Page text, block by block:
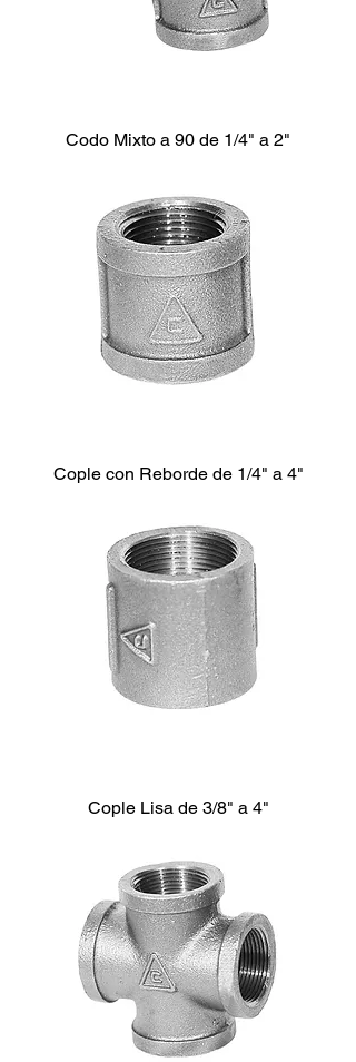
Codo Mixto a 90 de 1/4" a 2"
Cople con Reborde de 1/4" a 4"
Cople Lisa de 3/8" a 4"